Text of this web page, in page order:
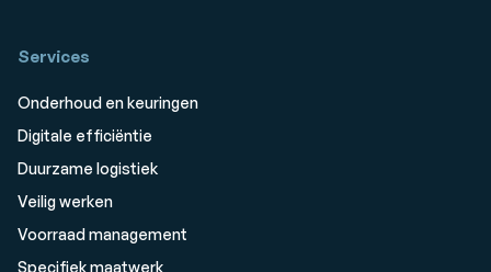
Services
Onderhoud en keuringen
Digitale efficiëntie
Duurzame logistiek
Veilig werken
Voorraad management
Specifiek maatwerk